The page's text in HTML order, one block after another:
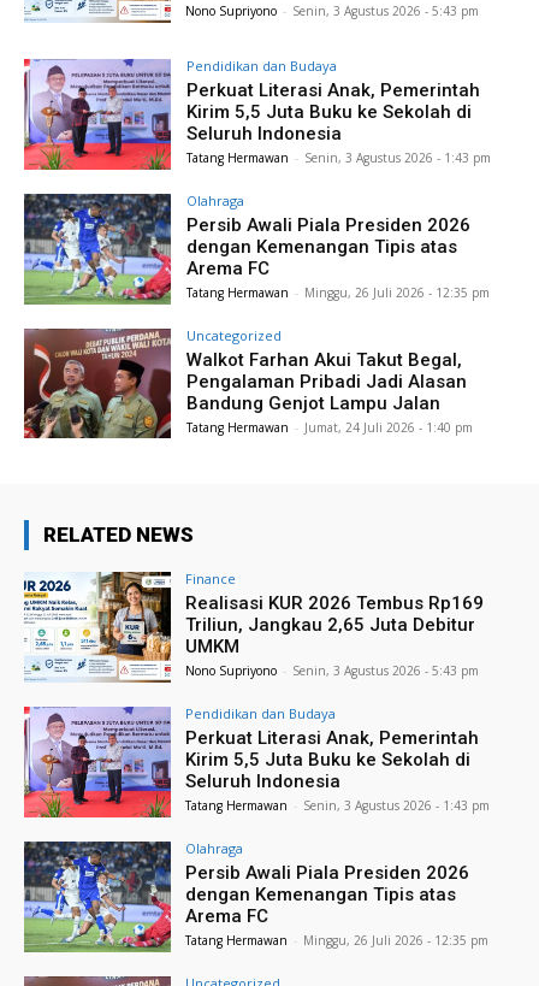
Nono Supriyono - Senin, 3 Agustus 2026 - 5:43 pm
Pendidikan dan Budaya
Perkuat Literasi Anak, Pemerintah
Kirim 5,5 Juta Buku ke Sekolah di
Seluruh Indonesia
Tatang Hermawan - Senin, 3 Agustus 2026 - 1:43 pm
Olahraga
Persib Awali Piala Presiden 2026
dengan Kemenangan Tipis atas
Arema FC
Tatang Hermawan - Minggu, 26 Juli 2026 - 12:35 pm
Uncategorized
Walkot Farhan Akui Takut Begal,
Pengalaman Pribadi Jadi Alasan
Bandung Genjot Lampu Jalan
Tatang Hermawan - Jumat, 24 Juli 2026 - 1:40 pm
RELATED NEWS
Finance
Realisasi KUR 2026 Tembus Rp169
Triliun, Jangkau 2,65 Juta Debitur
UMKM
Nono Supriyono - Senin, 3 Agustus 2026 - 5:43 pm
Pendidikan dan Budaya
Perkuat Literasi Anak, Pemerintah
Kirim 5,5 Juta Buku ke Sekolah di
Seluruh Indonesia
Tatang Hermawan - Senin, 3 Agustus 2026 - 1:43 pm
Olahraga
Persib Awali Piala Presiden 2026
dengan Kemenangan Tipis atas
Arema FC
Tatang Hermawan - Minggu, 26 Juli 2026 - 12:35 pm